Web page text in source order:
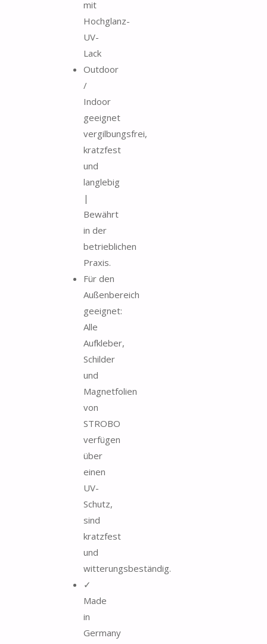
mit
Hochglanz-
UV-
Lack
Outdoor
/
Indoor
geeignet
vergilbungsfrei,
kratzfest
und
langlebig
|
Bewährt
in der
betrieblichen
Praxis.
Für den
Außenbereich
geeignet:
Alle
Aufkleber,
Schilder
und
Magnetfolien
von
STROBO
verfügen
über
einen
UV-
Schutz,
sind
kratzfest
und
witterungsbeständig.
✓
Made
in
Germany